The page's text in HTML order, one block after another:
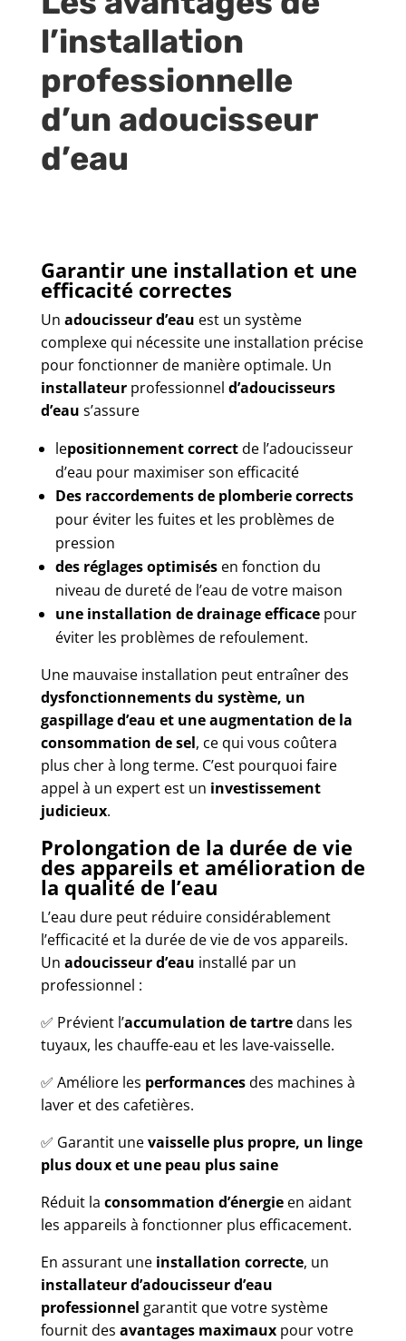
l’installation
professionnelle
d’un adoucisseur
d’eau
Garantir une installation et une
efficacité correctes
Un adoucisseur d’eau est un système
complexe qui nécessite une installation précise
pour fonctionner de manière optimale. Un
installateurprofessionnel d’adoucisseurs
d’eau s’assure
lepositionnement correctde l’adoucisseur
d’eau pour maximiser son efficacité
Des raccordements de plomberie corrects
pour éviter les fuites et les problèmes de
pression
des réglages optimisésen fonction du
niveau de dureté de l’eau de votre maison
une installation de drainage efficacepour
éviter les problèmes de refoulement.
Une mauvaise installation peut entraîner des
dysfonctionnements du système, un
gaspillage d’eau et une augmentation de la
consommation de sel, ce qui vous coûtera
plus cher à long terme. C’est pourquoi faire
appel à un expert est un investissement
judicieux.
Prolongation de la durée de vie
des appareils et amélioration de
la qualité de l’eau
L’eau dure peut réduire considérablement
l’efficacité et la durée de vie de vos appareils.
Un adoucisseur d’eau installé par un
professionnel :
✅ Prévient l’accumulation de tartredans les
tuyaux, les chauffe-eau et les lave-vaisselle.
✅ Améliore les performancesdes machines à
laver et des cafetières.
✅ Garantit unevaisselle plus propre, un linge
plus doux et une peau plus saine
Réduit la consommation d’énergieen aidant
les appareils à fonctionner plus efficacement.
En assurant une installation correcte, un
installateur d’adoucisseur d’eau
professionnel garantit que votre système
fournit des avantages maximauxpour votre